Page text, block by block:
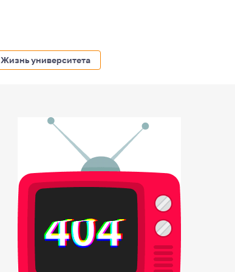
Жизнь университета